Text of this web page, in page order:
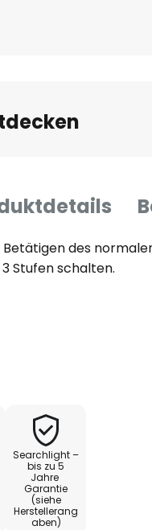
des
Stufen schalten.
Searchlight –
bis zu 5
Jahre
Garantie
(siehe
Herstellerang
aben)